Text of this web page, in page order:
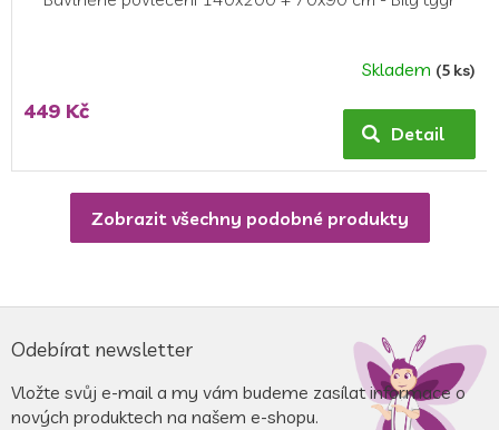
hodnocení
produktu
4,5
hvězdiček.
Skladem (5 ks)
449 Kč
Detail
Zobrazit všechny podobné produkty
á
a
Odebírat newsletter
Vložte svůj e-mail a my vám budeme zasílat informace o
nových produktech na našem e-shopu.